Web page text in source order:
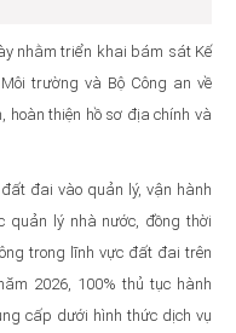
nhằm triển khai bám sát Kế
trường và Bộ Công an về
thiện hồ sơ địa chính và
đai vào quản lý, vận hành
quản lý nhà nước, đồng thời
trong lĩnh vực đất đai trên
2026, 100% thủ tục hành
cấp dưới hình thức dịch vụ